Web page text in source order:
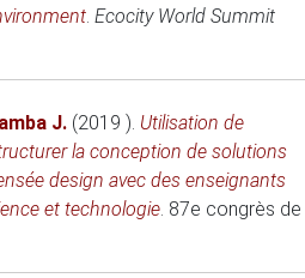
. Ecocity World Summit
J. (2019 ). Utilisation de
la conception de solutions
design avec des enseignants
et technologie. 87e congrès de